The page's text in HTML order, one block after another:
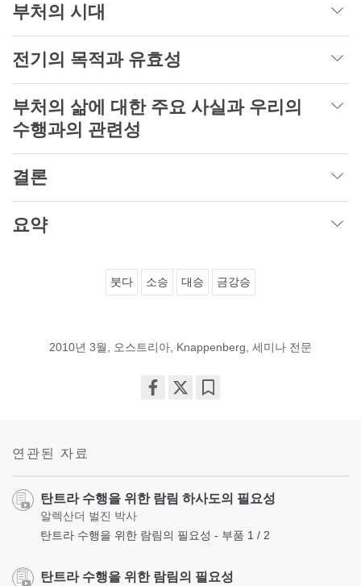
부처의 시대
전기의 목적과 유효성
부처의 삶에 대한 주요 사실과 우리의
수행과의 관련성
결론
요약
붓다 소승 대승 금강승
2010년 3월, 오스트리아, Knappenberg, 세미나 전문
연관된 자료
탄트라 수행을 위한 람림 하사도의 필요성
알렉산더 벌진 박사
탄트라 수행을 위한 람림의 필요성 - 부품 1 / 2
탄트라 수행을 위한 람림의 필요성